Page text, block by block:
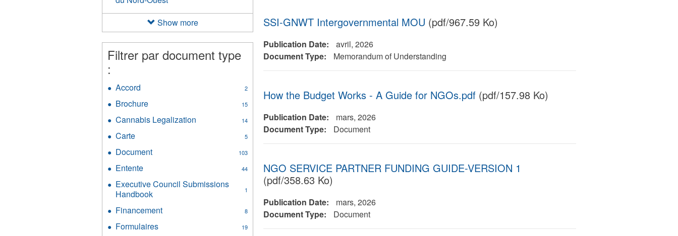
SSI-GNWT Intergovernmental MOU (pdf/967.59 Ko)
Publication Date:
avril, 2026
Document Type:
Memorandum of Understanding
How the Budget Works - A Guide for NGOs.pdf(pdf/157.98 Ko)
Publication Date:
mars, 2026
Document Type:
Document
NGO SERVICE PARTNER FUNDING GUIDE-VERSION 1
(pdf/358.63 Ko)
Publication Date:
mars, 2026
Document Type:
Document
Planning
des
Métis
des
Territoires
du
Show more
Filtrer par document type
:
Accord 2
filter
Brochure 15
filter
Cannabis Legalization 14
Carte 5
filter
Document 103
Entente 44
filter
Executive Council Submissions
Handbook
1
Council
Submissions
Financement 8
Formulaires 19